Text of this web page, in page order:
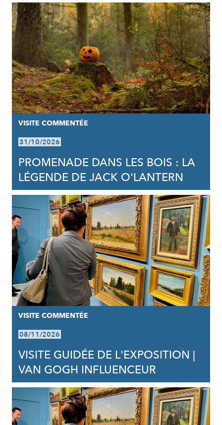
VISITE COMMENTÉE
31/10/2026
PROMENADE DANS LES BOIS : LA
LÉGENDE DE JACK O'LANTERN
VISITE COMMENTÉE
08/11/2026
VISITE GUIDÉE DE L'EXPOSITION |
VAN GOGH INFLUENCEUR